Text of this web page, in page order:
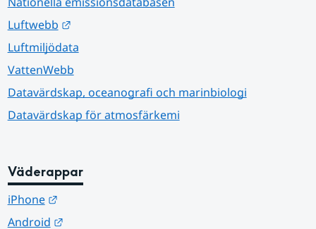
Luftwebb
Länk till annan webbplats.
Luftmiljödata
VattenWebb
Datavärdskap, oceanografi och marinbiologi
Datavärdskap för atmosfärkemi
Väderappar
iPhone
Länk till annan webbplats.
Android
Länk till annan webbplats.